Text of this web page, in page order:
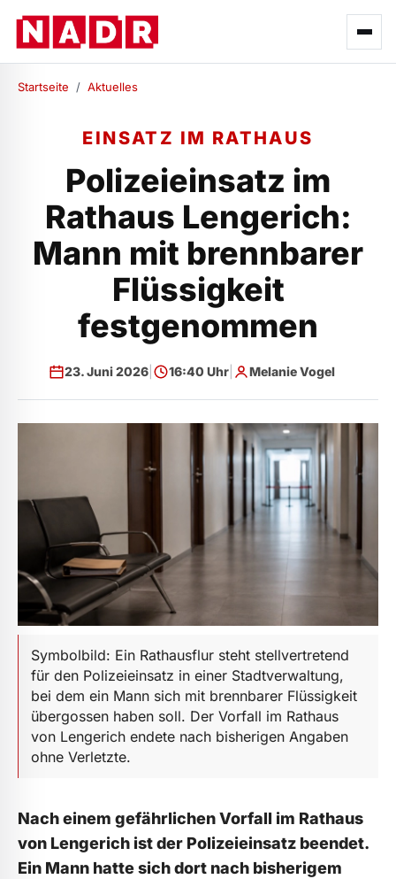
Startseite / Aktuelles
EINSATZ IM RATHAUS
Polizeieinsatz im
Rathaus Lengerich:
Mann mit brennbarer
Flüssigkeit
festgenommen
23. Juni 2026| 16:40 Uhr| Melanie Vogel
Symbolbild: Ein Rathausflur steht stellvertretend
für den Polizeieinsatz in einer Stadtverwaltung,
bei dem ein Mann sich mit brennbarer Flüssigkeit
übergossen haben soll. Der Vorfall im Rathaus
von Lengerich endete nach bisherigen Angaben
ohne Verletzte.
Nach einem gefährlichen Vorfall im Rathaus
von Lengerich ist der Polizeieinsatz beendet.
Ein Mann hatte sich dort nach bisherigem